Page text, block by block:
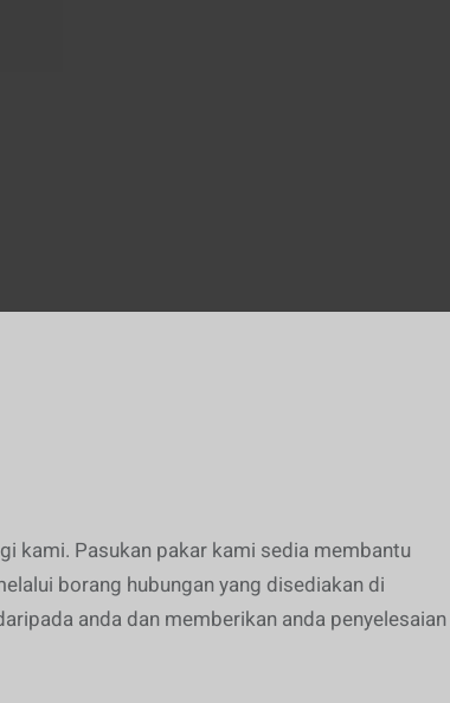
kami. Pasukan pakar kami sedia membantu
borang hubungan yang disediakan di
anda dan memberikan anda penyelesaian